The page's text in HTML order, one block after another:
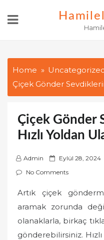
Home
Çiçek Gönder
Çiçek Gönder
Hızlı Yoldan
Admin
P
o
t
e
d
Eylül 28, 2024
No Comments
Artık çiçek
aramak zorunda
olanaklarla, birkaç
gönderebilirsiniz.